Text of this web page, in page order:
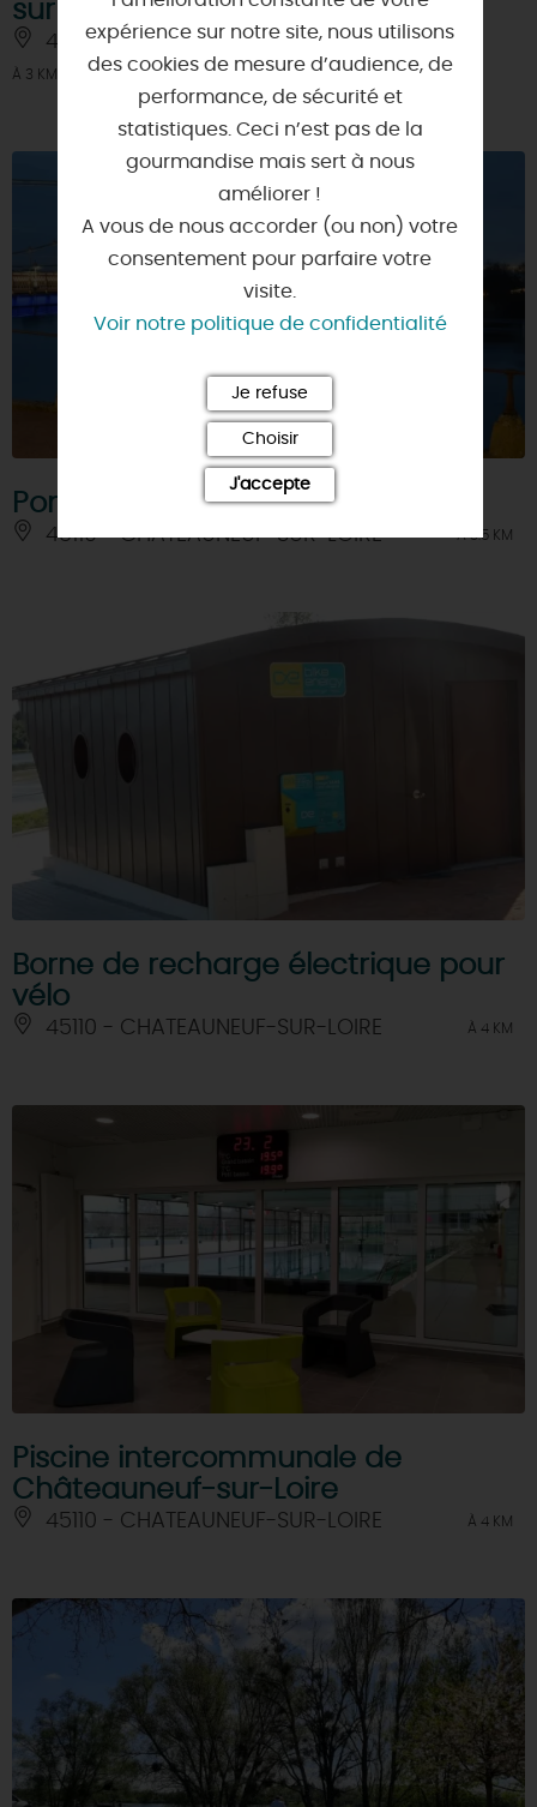
sur Loire
45110 - CHATEAUNEUF-SUR-LOIRE
À 3 KM
Pont et lumières
45110 - CHATEAUNEUF-SUR-LOIRE À 3.5 KM
Borne de recharge électrique pour
vélo
45110 - CHATEAUNEUF-SUR-LOIRE À 4 KM
Piscine intercommunale de
Châteauneuf-sur-Loire
45110 - CHATEAUNEUF-SUR-LOIRE À 4 KM
expérience sur notre site, nous utilisons
des cookies de mesure d’audience, de
performance, de sécurité et
statistiques. Ceci n’est pas de la
gourmandise mais sert à nous
améliorer !
A vous de nous accorder (ou non) votre
consentement pour parfaire votre
visite.
Voir notre politique de confidentialité
Je refuse
Choisir
J'accepte